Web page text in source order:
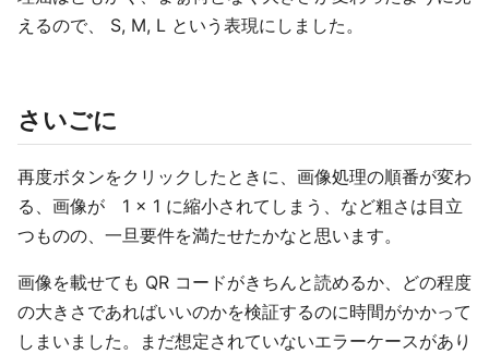
えるので、 S, M, L という表現にしました。
さいごに
再度ボタンをクリックしたときに、画像処理の順番が変わ
る、画像が 1 × 1 に縮小されてしまう、など粗さは目立
つものの、一旦要件を満たせたかなと思います。
画像を載せても QR コードがきちんと読めるか、どの程度
の大きさであればいいのかを検証するのに時間がかかって
しまいました。まだ想定されていないエラーケースがあり